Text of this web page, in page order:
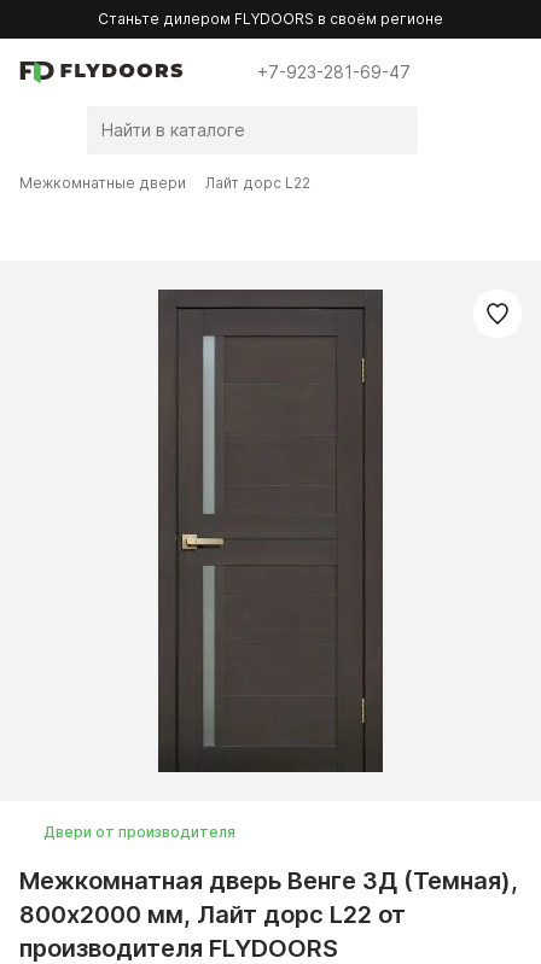
Станьте дилером FLYDOORS в своём регионе
+7-923-281-69-47
Межкомнатные двери Лайт дорс L22
Двери от производителя
Межкомнатная дверь Венге 3Д (Темная),
800x2000 мм, Лайт дорс L22 от
производителя FLYDOORS